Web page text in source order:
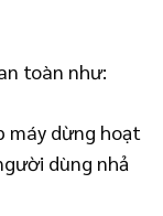
toàn như:
máy dừng hoạt
dùng nhả